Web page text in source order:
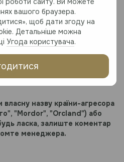
вашого браузера.
щоб дати згоду на
Детальніше можна
Угода користувача.
назву країни-агресора
"Mordor", "Orcland") або
ласка, залиште коментар
менеджера.